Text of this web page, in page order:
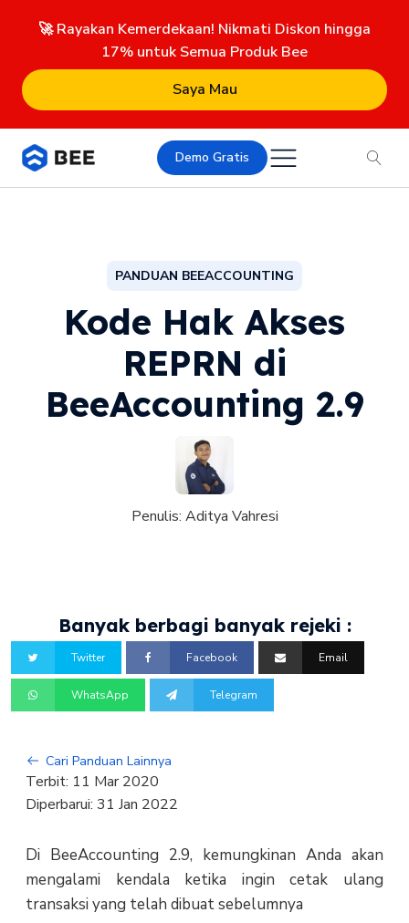
🚀 Rayakan Kemerdekaan! Nikmati Diskon hingga
17% untuk Semua Produk Bee
Saya Mau
Demo Gratis
PANDUAN BEEACCOUNTING
Kode Hak Akses
REPRN di
BeeAccounting 2.9
Penulis: Aditya Vahresi
Banyak berbagi banyak rejeki :
Twitter Facebook Email
WhatsApp Telegram
Cari Panduan Lainnya
Terbit: 11 Mar 2020
Diperbarui: 31 Jan 2022
Di BeeAccounting 2.9, kemungkinan Anda akan
mengalami kendala ketika ingin cetak ulang
transaksi yang telah dibuat sebelumnya